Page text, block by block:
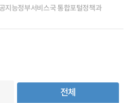
지능정부서비스국 통합포털정책과
전체